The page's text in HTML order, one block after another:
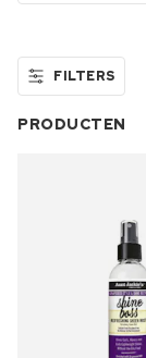
FILTERS
PRODUCTEN